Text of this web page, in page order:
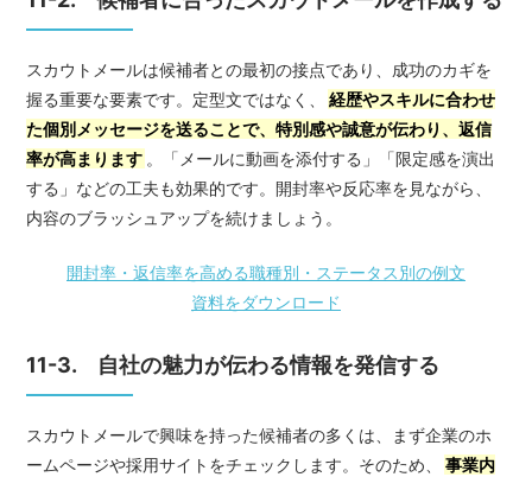
スカウトメールは候補者との最初の接点であり、成功のカギを
握る重要な要素です。定型文ではなく、
経歴やスキルに合わせ
た個別メッセージを送ることで、特別感や誠意が伝わり、返信
率が高まります 。「メールに動画を添付する」「限定感を演出
する」などの工夫も効果的です。開封率や反応率を見ながら、
内容のブラッシュアップを続けましょう。
開封率・返信率を高める職種別・ステータス別の例文
資料をダウンロード
11-3. 自社の魅力が伝わる情報を発信する
スカウトメールで興味を持った候補者の多くは、まず企業のホ
ームページや採用サイトをチェックします。そのため、
事業内